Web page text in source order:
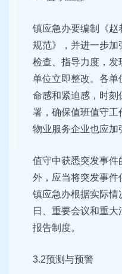
镇应急办要编制《赵
规范》，并进一步加
检查、指导力度，发
单位立即整改。各单
命感和紧迫感，时刻
署，确保值班值守工
物业服务企业也应加
值守中获悉突发事件
外，应当将突发事件
镇应急办根据实际情
日、重要会议和重大
报告制度。
3.2预测与预警